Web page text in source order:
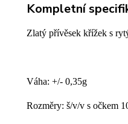
Kompletní
Zlatý přívěsek křížek s
Váha: +/- 0,35g
Rozměry: š/v/v s očkem